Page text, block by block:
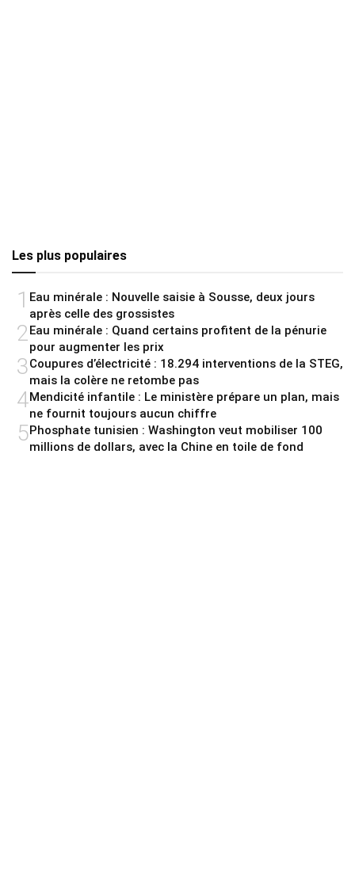
Les plus populaires
1 Eau minérale : Nouvelle saisie à Sousse, deux jours
après celle des grossistes
2 Eau minérale : Quand certains profitent de la pénurie
pour augmenter les prix
3Coupures d’électricité : 18.294 interventions de la STEG,
mais la colère ne retombe pas
4Mendicité infantile : Le ministère prépare un plan, mais
ne fournit toujours aucun chiffre
5Phosphate tunisien : Washington veut mobiliser 100
millions de dollars, avec la Chine en toile de fond